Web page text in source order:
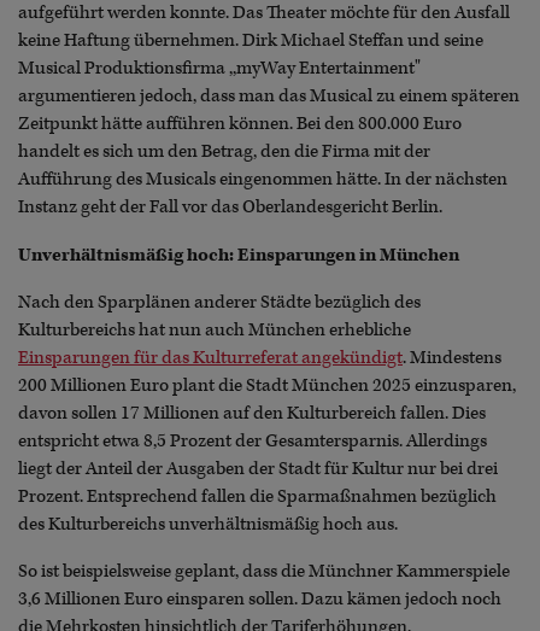
aufgeführt werden konnte. Das Theater möchte für den Ausfall
keine Haftung übernehmen. Dirk Michael Steffan und seine
Musical Produktionsfirma ,,myWay Entertainment"
argumentieren jedoch, dass man das Musical zu einem späteren
Zeitpunkt hätte aufführen können. Bei den 800.000 Euro
handelt es sich um den Betrag, den die Firma mit der
Aufführung des Musicals eingenommen hätte. In der nächsten
Instanz geht der Fall vor das Oberlandesgericht Berlin.
Unverhältnismäßig hoch: Einsparungen in München
Nach den Sparplänen anderer Städte bezüglich des
Kulturbereichs hat nun auch München erhebliche
Einsparungen für das Kulturreferat angekündigt. Mindestens
200 Millionen Euro plant die Stadt München 2025 einzusparen,
davon sollen 17 Millionen auf den Kulturbereich fallen. Dies
entspricht etwa 8,5 Prozent der Gesamtersparnis. Allerdings
liegt der Anteil der Ausgaben der Stadt für Kultur nur bei drei
Prozent. Entsprechend fallen die Sparmaßnahmen bezüglich
des Kulturbereichs unverhältnismäßig hoch aus.
So ist beispielsweise geplant, dass die Münchner Kammerspiele
3,6 Millionen Euro einsparen sollen. Dazu kämen jedoch noch